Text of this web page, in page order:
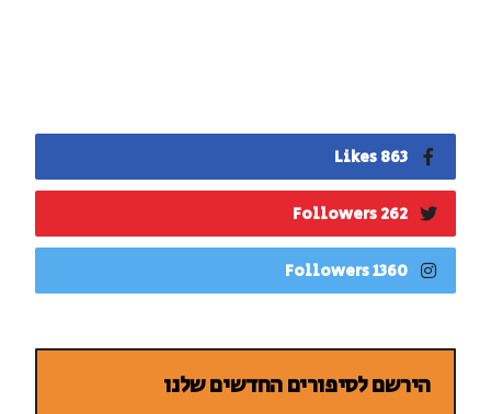
863 Likes
262 Followers
1360 Followers